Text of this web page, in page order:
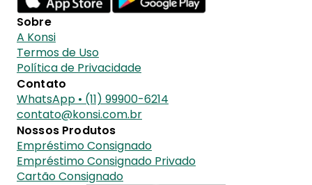
Sobre
A Konsi
Termos de Uso
Política de Privacidade
Contato
WhatsApp • (11) 99900-6214
contato@konsi.com.br
Nossos Produtos
Empréstimo Consignado
Empréstimo Consignado Privado
Cartão Consignado